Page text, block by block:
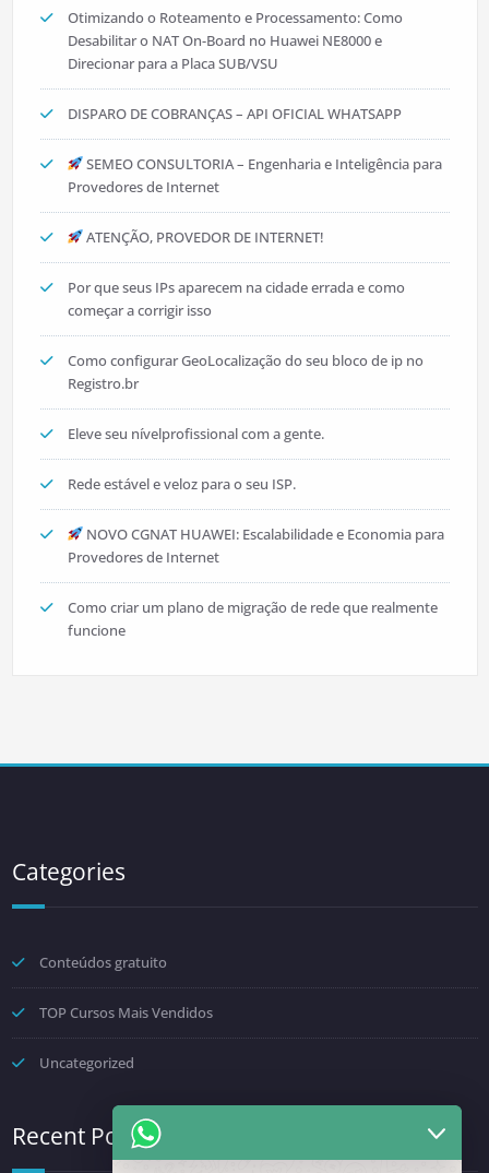
Otimizando o Roteamento e Processamento: Como
Desabilitar o NAT On-Board no Huawei NE8000 e
Direcionar para a Placa SUB/VSU
DISPARO DE COBRANÇAS – API OFICIAL WHATSAPP
SEMEO CONSULTORIA – Engenharia e Inteligência para
Provedores de Internet
ATENÇÃO, PROVEDOR DE INTERNET!
Por que seus IPs aparecem na cidade errada e como
começar a corrigir isso
Como configurar GeoLocalização do seu bloco de ip no
Registro.br
Eleve seu nívelprofissional com a gente.
Rede estável e veloz para o seu ISP.
NOVO CGNAT HUAWEI: Escalabilidade e Economia para
Provedores de Internet
Como criar um plano de migração de rede que realmente
funcione
Categories
Conteúdos gratuito
TOP Cursos Mais Vendidos
Uncategorized
Recent Posts